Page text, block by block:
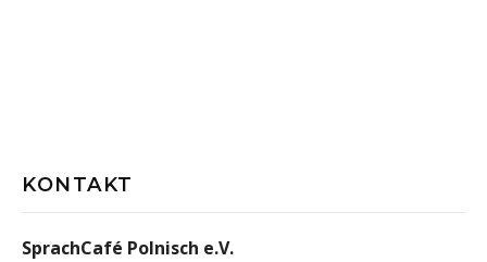
KONTAKT
SprachCafé Polnisch e.V.